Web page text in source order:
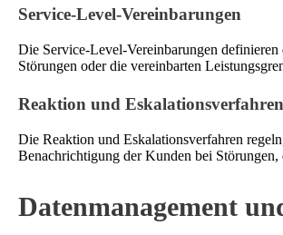
Service-Level-Vereinbarungen
Die Service-Level-Vereinbarungen
Störungen oder die vereinbarten
Reaktion und Eskalationsverfahren
Die Reaktion und Eskalationsverfahren
Benachrichtigung der Kunden bei
Datenmanagement